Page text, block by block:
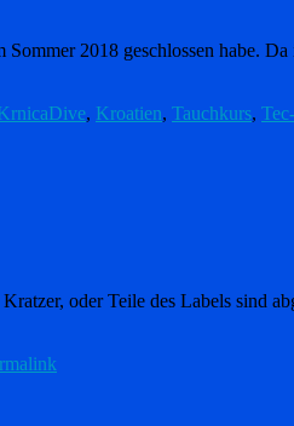
2018 geschlossen habe.
, Kroatien, Tauchkurs,
oder Teile des Labels sind